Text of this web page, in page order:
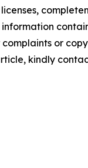
or
kindly